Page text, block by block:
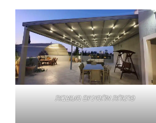
פרגולות אלומיניום מעוצבות